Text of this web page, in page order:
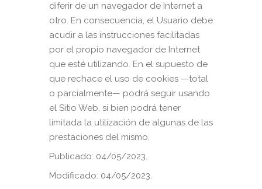
diferir de un navegador de Internet a
otro. En consecuencia, el Usuario debe
acudir a las instrucciones facilitadas
por el propio navegador de Internet
que esté utilizando. En el supuesto de
que rechace el uso de cookies —total
o parcialmente— podrá seguir usando
el Sitio Web, si bien podrá tener
limitada la utilización de algunas de las
prestaciones del mismo.
Publicado: 04/05/2023.
Modificado: 04/05/2023.